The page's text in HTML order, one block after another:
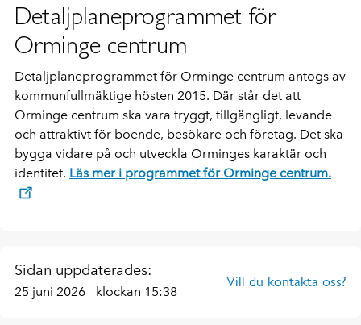
Detaljplaneprogrammet för
Orminge centrum
Detaljplaneprogrammet för Orminge centrum antogs av
kommunfullmäktige hösten 2015. Där står det att
Orminge centrum ska vara tryggt, tillgängligt, levande
och attraktivt för boende, besökare och företag. Det ska
bygga vidare på och utveckla Orminges karaktär och
identitet. Läs mer i programmet för Orminge centrum.
Sidan uppdaterades:
25 juni 2026 klockan 15:38
Vill du kontakta oss?